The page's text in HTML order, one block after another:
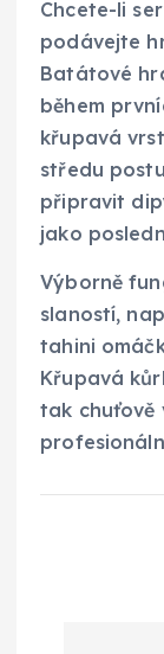
Chcete-li
podávejte
Batátové
během
křupavá
středu
připravit
jako
Výborně
slaností,
tahini
Křupavá
tak chuťově